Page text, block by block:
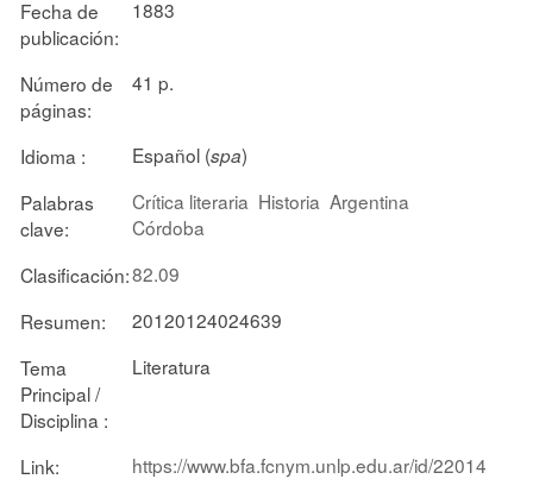
Fecha de
publicación:
1883
Número de
páginas:
41 p.
Idioma : Español (spa)
Palabras
clave:
Crítica literaria Historia Argentina
Córdoba
Clasificación:82.09
Resumen:
20120124024639
Tema
Principal /
Disciplina :
Literatura
Link: https://www.bfa.fcnym.unlp.edu.ar/id/22014